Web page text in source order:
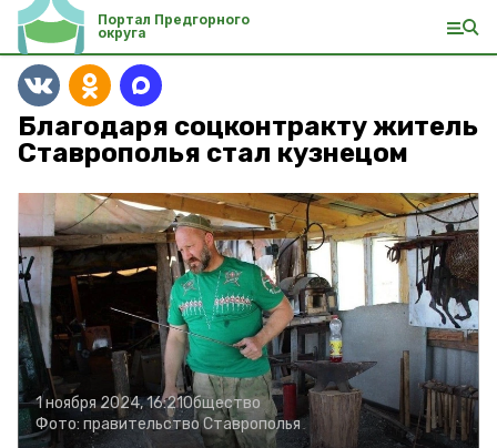
Портал Предгорного
округа
Благодаря соцконтракту житель
Ставрополья стал кузнецом
1 ноября 2024, 16:21Общество
Фото: правительство Ставрополья